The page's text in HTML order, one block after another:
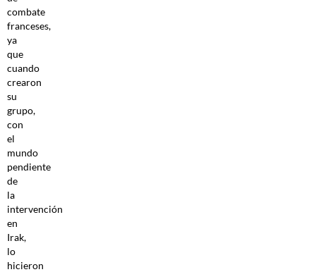
combate
franceses,
ya
que
cuando
crearon
su
grupo,
con
el
mundo
pendiente
de
la
intervención
en
Irak,
lo
hicieron